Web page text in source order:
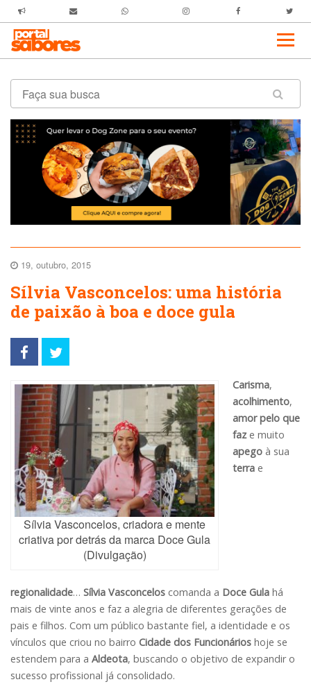
19, outubro, 2015
Sílvia Vasconcelos: uma história
de paixão à boa e doce gula
Sílvia Vasconcelos, criadora e mente
criativa por detrás da marca Doce Gula
(Divulgação)
Carisma,
acolhimento,
amor pelo que
faze muito
apego à sua
terra e
regionalidade… Sílvia Vasconcelos comanda a Doce Gula há
mais de vinte anos e faz a alegria de diferentes gerações de
pais e filhos. Com um público bastante fiel, a identidade e os
vínculos que criou no bairro Cidade dos Funcionários hoje se
estendem para a Aldeota, buscando o objetivo de expandir o
sucesso profissional já consolidado.